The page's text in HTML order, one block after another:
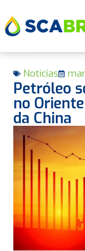
Notícias
Petróleo
no
da China